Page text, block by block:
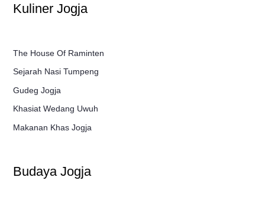
Kuliner Jogja
The House Of Raminten
Sejarah Nasi Tumpeng
Gudeg Jogja
Khasiat Wedang Uwuh
Makanan Khas Jogja
Budaya Jogja